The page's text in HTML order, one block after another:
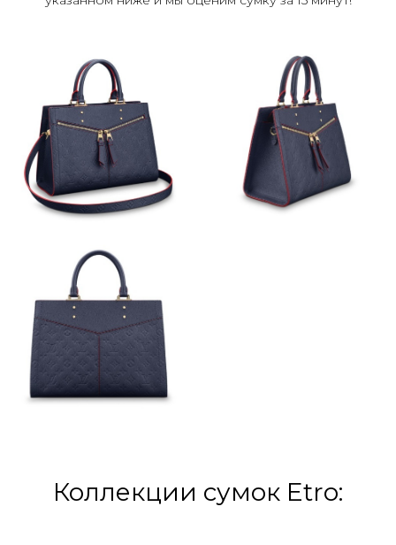
Коллекции сумок Etro: